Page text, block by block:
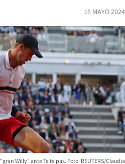
16 MAYO 2024
Willy" ante Tsitsipas. Foto: REUTERS/Claudia